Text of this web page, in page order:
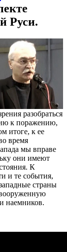
Руси.
разобраться
к поражению,
итоге, к ее
время
мы вправе
они имеют
К
и те события,
страны
наемников.